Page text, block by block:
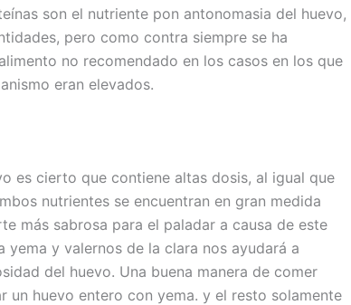
son el nutriente pon antonomasia del huevo,
pero como contra siempre se ha
no recomendado en los casos en los que
eran elevados.
es cierto que contiene altas dosis, al igual que
nutrientes se encuentran en gran medida
más sabrosa para el paladar a causa de este
y valernos de la clara nos ayudará a
del huevo. Una buena manera de comer
un huevo entero con yema. y el resto solamente